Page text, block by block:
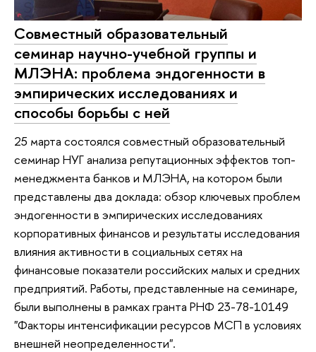
Совместный образовательный
семинар научно-учебной группы и
МЛЭНА: проблема эндогенности в
эмпирических исследованиях и
способы борьбы с ней
25 марта состоялся совместный образовательный
семинар НУГ анализа репутационных эффектов топ-
менеджмента банков и МЛЭНА, на котором были
представлены два доклада: обзор ключевых проблем
эндогенности в эмпирических исследованиях
корпоративных финансов и результаты исследования
влияния активности в социальных сетях на
финансовые показатели российских малых и средних
предприятий. Работы, представленные на семинаре,
были выполнены в рамках гранта РНФ 23-78-10149
"Факторы интенсификации ресурсов МСП в условиях
внешней неопределенности".